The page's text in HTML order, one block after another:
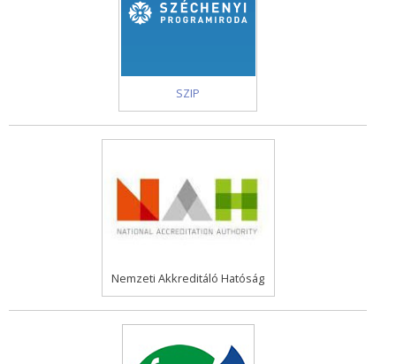
SZIP
Nemzeti Akkreditáló Hatóság